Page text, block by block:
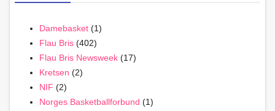
Damebasket (1)
Flau Bris (402)
Flau Bris Newsweek (17)
Kretsen (2)
NIF (2)
Norges Basketballforbund (1)